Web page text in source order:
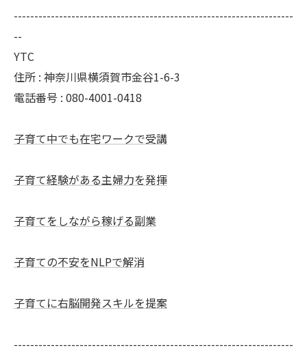
--------------------------------------------------------------------
--
YTC
住所 : 神奈川県横須賀市金谷1-6-3
電話番号 : 080-4001-0418
子育て中でも在宅ワークで受講
子育て経験がある主婦力を発揮
子育てをしながら稼げる副業
子育ての不安をNLPで解消
子育てに右脳開発スキルを提案
--------------------------------------------------------------------